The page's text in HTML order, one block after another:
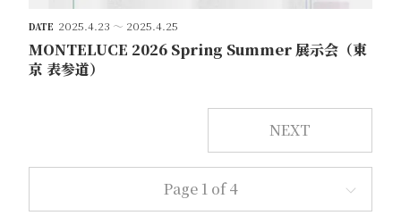
DATE 2025.4.23 ～ 2025.4.25
MONTELUCE 2026 Spring Summer 展示会（東
京 表参道）
Page 1 of 4
NEXT